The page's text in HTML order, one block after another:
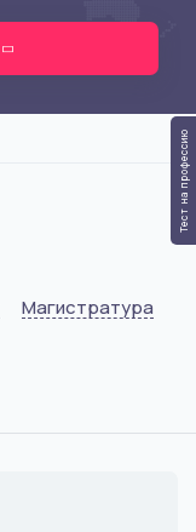
Магистратура
Тест на профессию